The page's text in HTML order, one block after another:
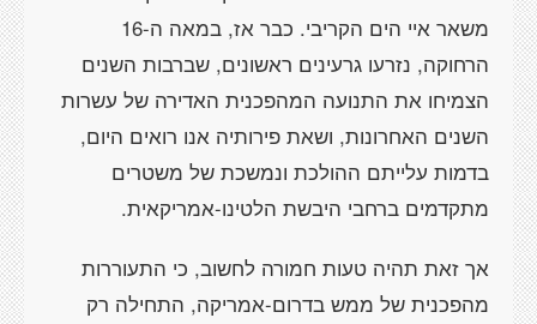
משאר איי הים הקריבי. כבר אז, במאה ה-16
הרחוקה, נזרעו גרעינים ראשונים, שברבות השנים
הצמיחו את התנועה המהפכנית האדירה של עשרות
השנים האחרונות, ושאת פירותיה אנו רואים היום,
בדמות עלייתם ההולכת ונמשכת של משטרים
מתקדמים ברחבי היבשת הלטינו-אמריקאית.
אך זאת תהיה טעות חמורה לחשוב, כי התעוררות
מהפכנית של ממש בדרום-אמריקה, התחילה רק